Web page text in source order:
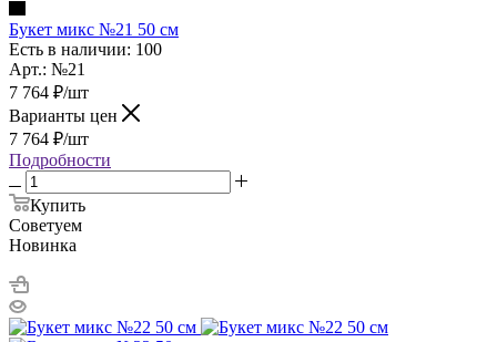
Букет микс №21 50 см
Есть в наличии: 100
Арт.: №21
7 764 ₽/шт
Варианты цен
7 764 ₽/шт
Подробности
Купить
Советуем
Новинка